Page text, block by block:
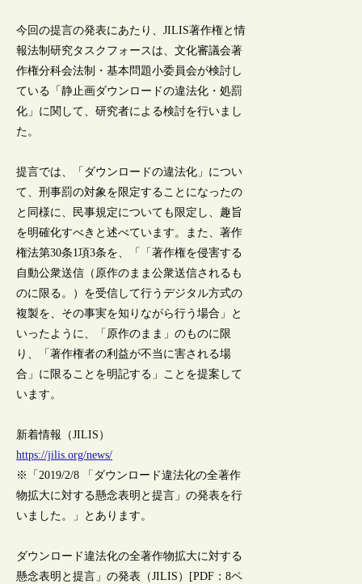
今回の提言の発表にあたり、JILIS著作権と情
報法制研究タスクフォースは、文化審議会著
作権分科会法制・基本問題小委員会が検討し
ている「静止画ダウンロードの違法化・処罰
化」に関して、研究者による検討を行いまし
た。
提言では、「ダウンロードの違法化」につい
て、刑事罰の対象を限定することになったの
と同様に、民事規定についても限定し、趣旨
を明確化すべきと述べています。また、著作
権法第30条1項3条を、「「著作権を侵害する
自動公衆送信（原作のまま公衆送信されるも
のに限る。）を受信して行うデジタル方式の
複製を、その事実を知りながら行う場合」と
いったように、「原作のまま」のものに限
り、「著作権者の利益が不当に害される場
合」に限ることを明記する」ことを提案して
います。
新着情報（JILIS）
https://jilis.org/news/
※「2019/2/8 「ダウンロード違法化の全著作
物拡大に対する懸念表明と提言」の発表を行
いました。」とあります。
ダウンロード違法化の全著作物拡大に対する
懸念表明と提言」の発表（JILIS）[PDF：8ペ